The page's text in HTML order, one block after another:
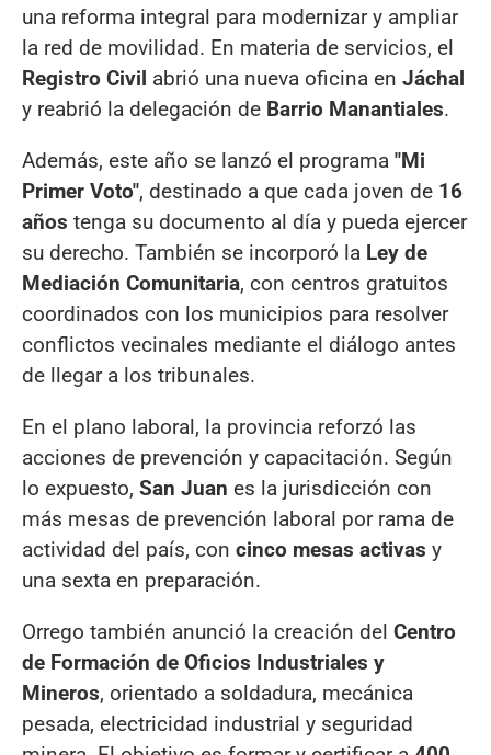
una reforma integral para modernizar y ampliar
la red de movilidad. En materia de servicios, el
Registro Civil abrió una nueva oficina en Jáchal
y reabrió la delegación de Barrio Manantiales.
Además, este año se lanzó el programa "Mi
Primer Voto", destinado a que cada joven de 16
años tenga su documento al día y pueda ejercer
su derecho. También se incorporó la Ley de
Mediación Comunitaria, con centros gratuitos
coordinados con los municipios para resolver
conflictos vecinales mediante el diálogo antes
de llegar a los tribunales.
En el plano laboral, la provincia reforzó las
acciones de prevención y capacitación. Según
lo expuesto, San Juan es la jurisdicción con
más mesas de prevención laboral por rama de
actividad del país, con cinco mesas activas y
una sexta en preparación.
Orrego también anunció la creación del Centro
de Formación de Oficios Industriales y
Mineros, orientado a soldadura, mecánica
pesada, electricidad industrial y seguridad